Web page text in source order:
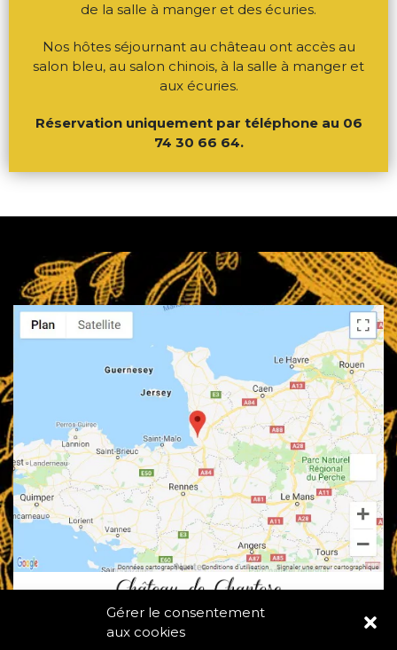
Gérer le consentement
aux cookies
de la salle à manger et des écuries.
Nos hôtes séjournant au château ont accès au
salon bleu, au salon chinois, à la salle à manger et
aux écuries.
Réservation uniquement par téléphone au 06
74 30 66 64.